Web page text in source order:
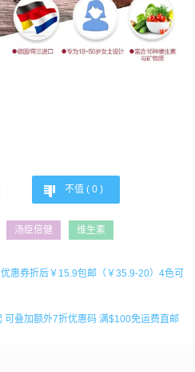
不值 ( 0 )
汤臣倍健 维生素
惠券折后￥15.9包邮（￥35.9-20）4色可
可叠加额外7折优惠码 满$100免运费直邮